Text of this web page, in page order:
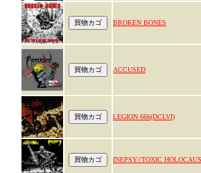
BROKEN BONES
ACCUSED
LEGION 666(DCLVI)
INEPSY//TOXIC